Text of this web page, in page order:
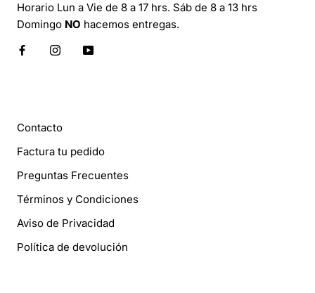
Horario Lun a Vie de 8 a 17 hrs. Sáb de 8 a 13 hrs
Domingo NO hacemos entregas.
Contacto
Factura tu pedido
Preguntas Frecuentes
Términos y Condiciones
Aviso de Privacidad
Política de devolución